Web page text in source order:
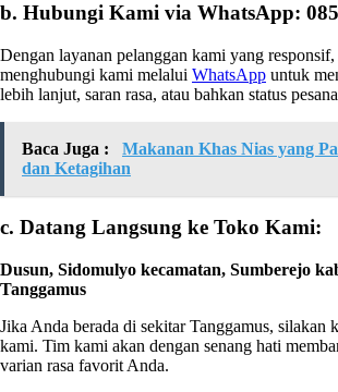
b. Hubungi Kami via WhatsApp:
Dengan layanan pelanggan kami yang
menghubungi kami melalui WhatsApp untuk
lebih lanjut, saran rasa, atau bahkan status
Baca Juga :
Makanan Khas Nias yang
dan Ketagihan
c. Datang Langsung ke Toko Kami:
Dusun, Sidomulyo kecamatan, Sumberejo
Tanggamus
Jika Anda berada di sekitar Tanggamus,
kami. Tim kami akan dengan senang hati
varian rasa favorit Anda.